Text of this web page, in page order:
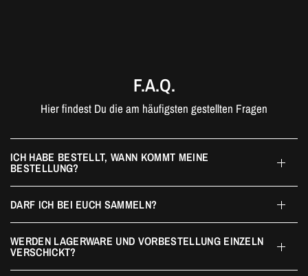
F.A.Q.
Hier findest Du die am häufigsten gestellten Fragen
ICH HABE BESTELLT, WANN KOMMT MEINE
BESTELLUNG?
DARF ICH BEI EUCH SAMMELN?
WERDEN LAGERWARE UND VORBESTELLUNG EINZELN
VERSCHICKT?